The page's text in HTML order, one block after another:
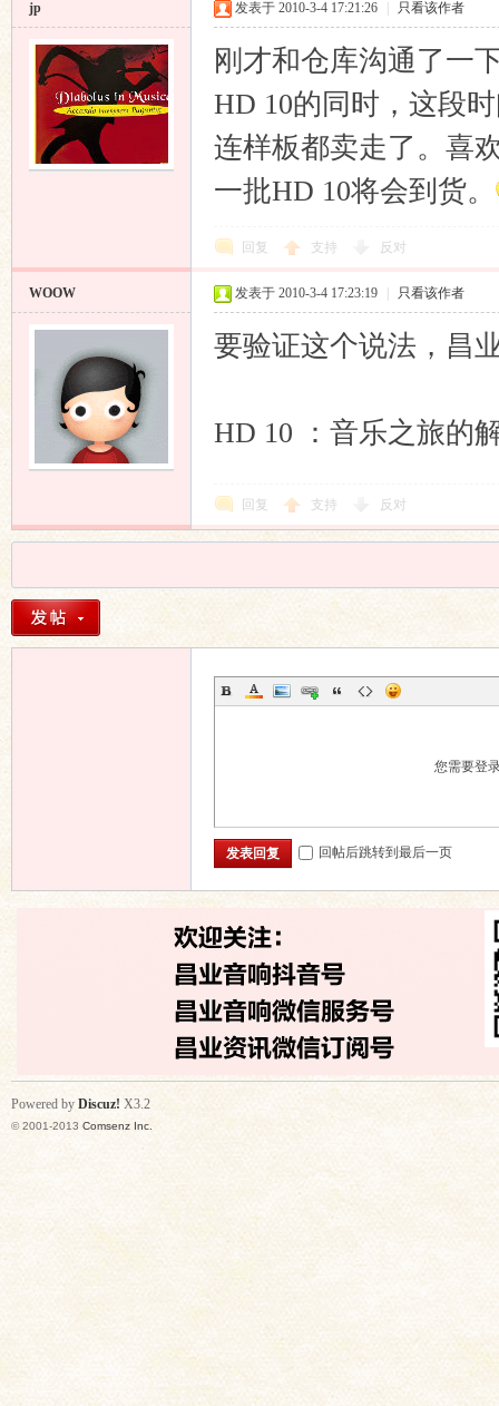
jp 发表于 2010-3-4 17:21:26 只看该作者
刚才和仓库沟通了一
HD 10的同时，这段
连样板都卖走了。喜
一批HD 10将会到货。
回复 支持 反对
WOOW 发表于 2010-3-4 17:23:19 只看该作者
要验证这个说法，昌
HD 10 ：音乐之旅的
回复 支持 反对
您需要登
发表回复 回帖后跳转到最后一页
Powered by Discuz! X3.2
© 2001-2013 Comsenz Inc.